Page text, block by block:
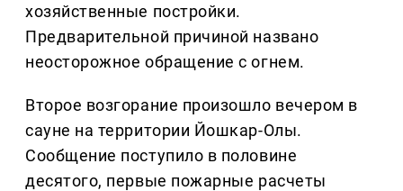
хозяйственные постройки.
Предварительной причиной названо
неосторожное обращение с огнем.
Второе возгорание произошло вечером в
сауне на территории Йошкар-Олы.
Сообщение поступило в половине
десятого, первые пожарные расчеты